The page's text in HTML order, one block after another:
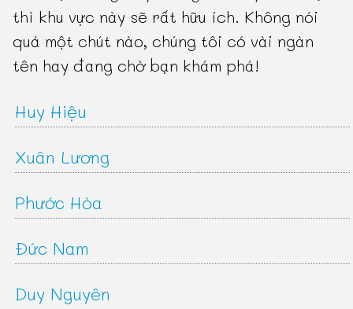
thì khu vực này sẽ rất hữu ích. Không nói
quá một chút nào, chúng tôi có vài ngàn
tên hay đang chờ bạn khám phá!
Huy Hiệu
Xuân Lương
Phước Hòa
Đức Nam
Duy Nguyên